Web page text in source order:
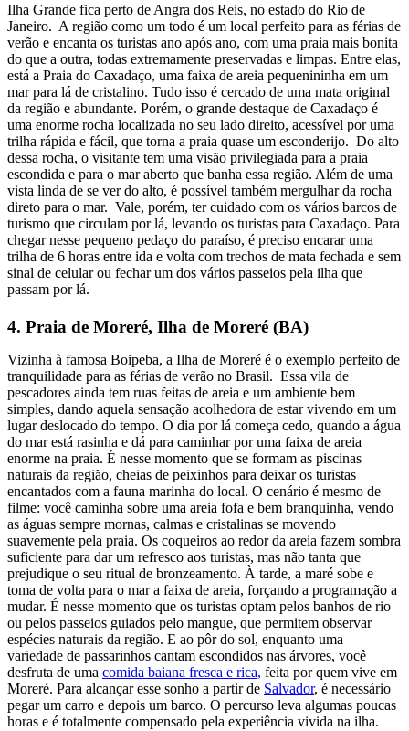
Ilha Grande fica perto de Angra dos Reis, no estado do Rio de
Janeiro. A região como um todo é um local perfeito para as férias de
verão e encanta os turistas ano após ano, com uma praia mais bonita
do que a outra, todas extremamente preservadas e limpas. Entre elas,
está a Praia do Caxadaço, uma faixa de areia pequenininha em um
mar para lá de cristalino. Tudo isso é cercado de uma mata original
da região e abundante. Porém, o grande destaque de Caxadaço é
uma enorme rocha localizada no seu lado direito, acessível por uma
trilha rápida e fácil, que torna a praia quase um esconderijo. Do alto
dessa rocha, o visitante tem uma visão privilegiada para a praia
escondida e para o mar aberto que banha essa região. Além de uma
vista linda de se ver do alto, é possível também mergulhar da rocha
direto para o mar. Vale, porém, ter cuidado com os vários barcos de
turismo que circulam por lá, levando os turistas para Caxadaço. Para
chegar nesse pequeno pedaço do paraíso, é preciso encarar uma
trilha de 6 horas entre ida e volta com trechos de mata fechada e sem
sinal de celular ou fechar um dos vários passeios pela ilha que
passam por lá.
4. Praia de Moreré, Ilha de Moreré (BA)
Vizinha à famosa Boipeba, a Ilha de Moreré é o exemplo perfeito de
tranquilidade para as férias de verão no Brasil. Essa vila de
pescadores ainda tem ruas feitas de areia e um ambiente bem
simples, dando aquela sensação acolhedora de estar vivendo em um
lugar deslocado do tempo. O dia por lá começa cedo, quando a água
do mar está rasinha e dá para caminhar por uma faixa de areia
enorme na praia. É nesse momento que se formam as piscinas
naturais da região, cheias de peixinhos para deixar os turistas
encantados com a fauna marinha do local. O cenário é mesmo de
filme: você caminha sobre uma areia fofa e bem branquinha, vendo
as águas sempre mornas, calmas e cristalinas se movendo
suavemente pela praia. Os coqueiros ao redor da areia fazem sombra
suficiente para dar um refresco aos turistas, mas não tanta que
prejudique o seu ritual de bronzeamento. À tarde, a maré sobe e
toma de volta para o mar a faixa de areia, forçando a programação a
mudar. É nesse momento que os turistas optam pelos banhos de rio
ou pelos passeios guiados pelo mangue, que permitem observar
espécies naturais da região. E ao pôr do sol, enquanto uma
variedade de passarinhos cantam escondidos nas árvores, você
desfruta de uma comida baiana fresca e rica, feita por quem vive em
Moreré. Para alcançar esse sonho a partir de Salvador, é necessário
pegar um carro e depois um barco. O percurso leva algumas poucas
horas e é totalmente compensado pela experiência vivida na ilha.